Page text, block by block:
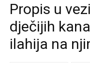
Propis u
dječijih
ilahija na